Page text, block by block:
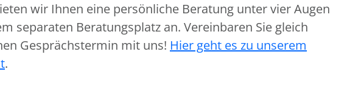
wir Ihnen eine persönliche Beratung unter vier Augen
separaten Beratungsplatz an. Vereinbaren Sie gleich
Gesprächstermin mit uns! Hier geht es zu unserem
.